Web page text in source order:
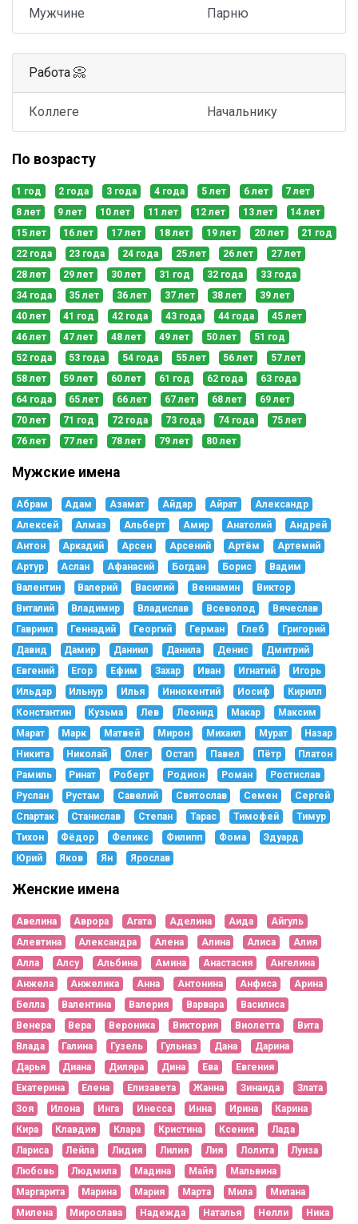
Мужчине Парню
Работа 📀
Коллеге Начальнику
По возрасту
1 год 2 года 3 года 4 года 5 лет 6 лет
7 лет
8 лет
9 лет 10 лет 11 лет 12 лет 13 лет
14 лет
15 лет
16 лет 17 лет 18 лет 19 лет 20 лет
21 год
22 года
23 года 24 года 25 лет 26 лет
27 лет
28 лет
29 лет 30 лет 31 год 32 года
33 года
34 года
35 лет 36 лет 37 лет 38 лет
39 лет
40 лет
41 год 42 года 43 года 44 года
45 лет
46 лет
47 лет 48 лет 49 лет 50 лет
51 год
52 года
53 года 54 года 55 лет 56 лет
57 лет
58 лет
59 лет 60 лет 61 год 62 года
63 года
64 года
65 лет 66 лет 67 лет 68 лет
69 лет
70 лет
71 год 72 года 73 года 74 года
75 лет
76 лет
77 лет 78 лет 79 лет 80 лет
Мужские имена
Абрам Адам Азамат Айдар Айрат
Александр
Алексей
Алмаз Альберт Амир Анатолий
Андрей
Антон
Аркадий Арсен Арсений Артём
Артемий
Артур
Аслан Афанасий Богдан Борис
Вадим
Валентин
Валерий Василий Вениамин
Виктор
Виталий
Владимир Владислав Всеволод
Вячеслав
Гавриил
Геннадий Георгий Герман Глеб
Григорий
Давид
Дамир Даниил Данила Денис
Дмитрий
Евгений
Егор Ефим Захар Иван Игнатий
Игорь
Ильдар
Ильнур Илья Иннокентий Иосиф
Кирилл
Константин
Кузьма Лев Леонид Макар
Максим
Марат
Марк Матвей Мирон Михаил Мурат
Назар
Никита
Николай Олег Остап Павел Пётр
Платон
Рамиль
Ринат Роберт Родион Роман
Ростислав
Руслан
Рустам Савелий Святослав Семен
Сергей
Спартак
Станислав Степан Тарас Тимофей
Тимур
Тихон
Фёдор Феликс Филипп Фома
Эдуард
Юрий
Яков Ян Ярослав
Женские имена
Авелина Аврора Агата Аделина Аида
Айгуль
Алевтина
Александра Алена Алина Алиса
Алия
Алла
Алсу Альбина Амина Анастасия
Ангелина
Анжела
Анжелика Анна Антонина Анфиса
Арина
Белла
Валентина Валерия Варвара
Василиса
Венера
Вера Вероника Виктория Виолетта
Вита
Влада
Галина Гузель Гульназ Дана
Дарина
Дарья
Диана Диляра Дина Ева
Евгения
Екатерина
Елена Елизавета Жанна Зинаида
Злата
Зоя
Илона Инга Инесса Инна Ирина
Карина
Кира
Клавдия Клара Кристина Ксения
Лада
Лариса
Лейла Лидия Лилия Лия Лолита
Луиза
Любовь
Людмила Мадина Майя
Мальвина
Маргарита
Марина Мария Марта Мила
Милана
Милена
Мирослава Надежда Наталья Нелли Ника